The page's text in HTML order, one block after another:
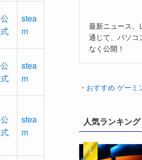
公
式
stea
m
公
式
stea
m
公
式
stea
m
最新ニュース、
通じて、パソコ
なく公開！
・ おすすめ ゲーミ
人気ランキング